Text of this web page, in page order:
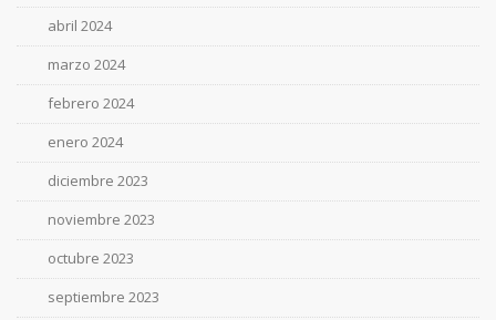
abril 2024
marzo 2024
febrero 2024
enero 2024
diciembre 2023
noviembre 2023
octubre 2023
septiembre 2023